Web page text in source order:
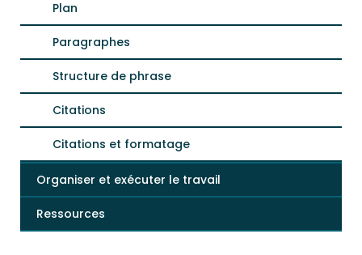
Plan
Paragraphes
Structure de phrase
Citations
Citations et formatage
Organiser et exécuter le travail
Ressources